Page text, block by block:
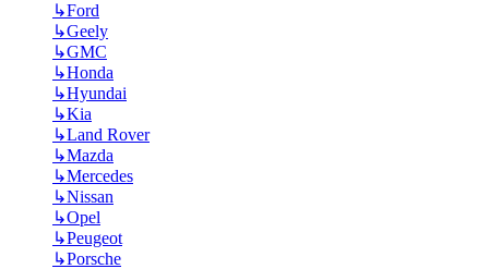
↳Ford
↳Geely
↳GMC
↳Honda
↳Hyundai
↳Kia
↳Land Rover
↳Mazda
↳Mercedes
↳Nissan
↳Opel
↳Peugeot
↳Porsche